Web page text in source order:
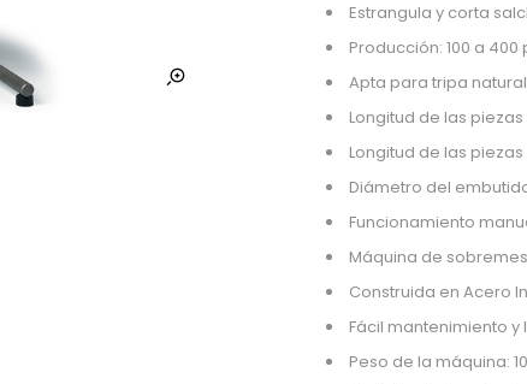
Estrangula y corta
Producción: 100 a
Apta para tripa
Longitud de las piezas
Longitud de las piezas
Diámetro del
Funcionamiento
Máquina de
Construida en Acero
Fácil mantenimiento y
Peso de la máquina: